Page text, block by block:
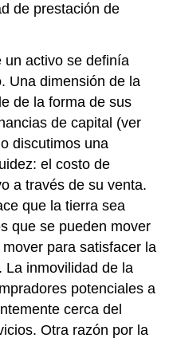
de prestación de
un activo se definía
Una dimensión de la
de la forma de sus
de capital (ver
discutimos una
el costo de
a través de su venta.
que la tierra sea
que se pueden mover
para satisfacer la
La inmovilidad de la
potenciales a
cerca del
Otra razón por la